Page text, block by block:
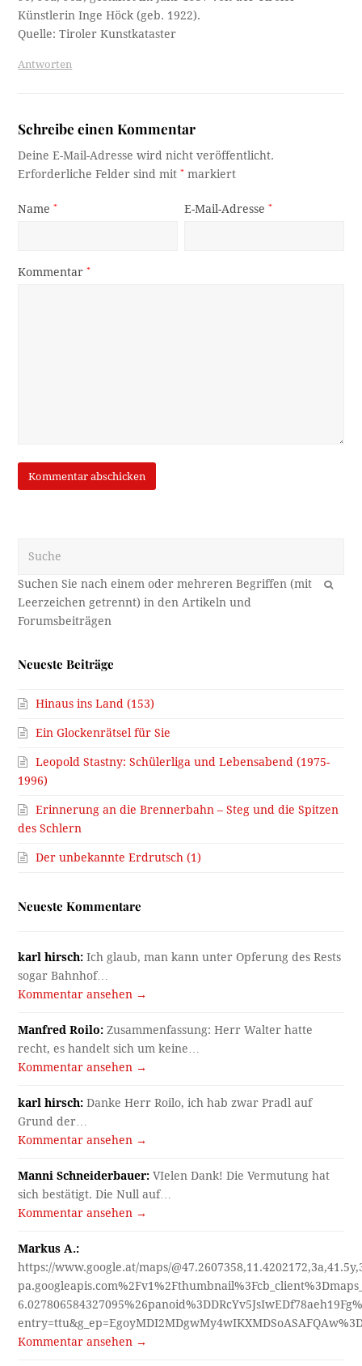
Künstlerin Inge Höck (geb. 1922).
Quelle: Tiroler Kunstkataster
Antworten
Schreibe einen Kommentar
Deine E-Mail-Adresse wird nicht veröffentlicht.
Erforderliche Felder sind mit* markiert
Name* E-Mail-Adresse*
Kommentar*
OK
Neueste Beiträge
Hinaus ins Land (153)
Ein Glockenrätsel für Sie
Leopold Stastny: Schülerliga und Lebensabend (1975-
1996)
Erinnerung an die Brennerbahn – Steg und die Spitzen
des Schlern
Der unbekannte Erdrutsch (1)
Neueste Kommentare
karl hirsch: Ich glaub, man kann unter Opferung des Rests
sogar Bahnhof…
Kommentar ansehen →
Manfred Roilo: Zusammenfassung: Herr Walter hatte
recht, es handelt sich um keine…
Kommentar ansehen →
karl hirsch: Danke Herr Roilo, ich hab zwar Pradl auf
Grund der…
Kommentar ansehen →
Manni Schneiderbauer: VIelen Dank! Die Vermutung hat
sich bestätigt. Die Null auf…
Kommentar ansehen →
Markus A.:
https://www.google.at/maps/
Kommentar ansehen →